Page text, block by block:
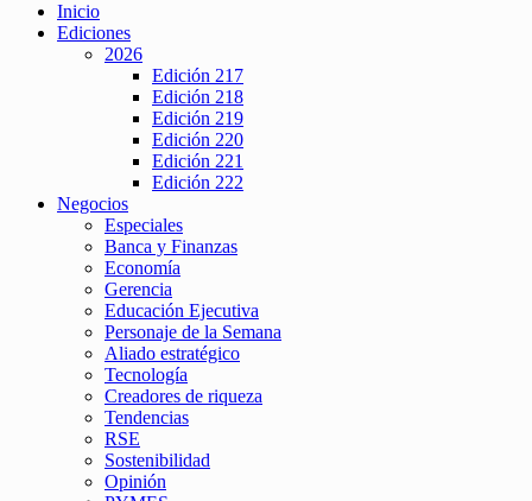
Inicio
Ediciones
2026
Edición 217
Edición 218
Edición 219
Edición 220
Edición 221
Edición 222
Negocios
Especiales
Banca y Finanzas
Economía
Gerencia
Educación Ejecutiva
Personaje de la Semana
Aliado estratégico
Tecnología
Creadores de riqueza
Tendencias
RSE
Sostenibilidad
Opinión